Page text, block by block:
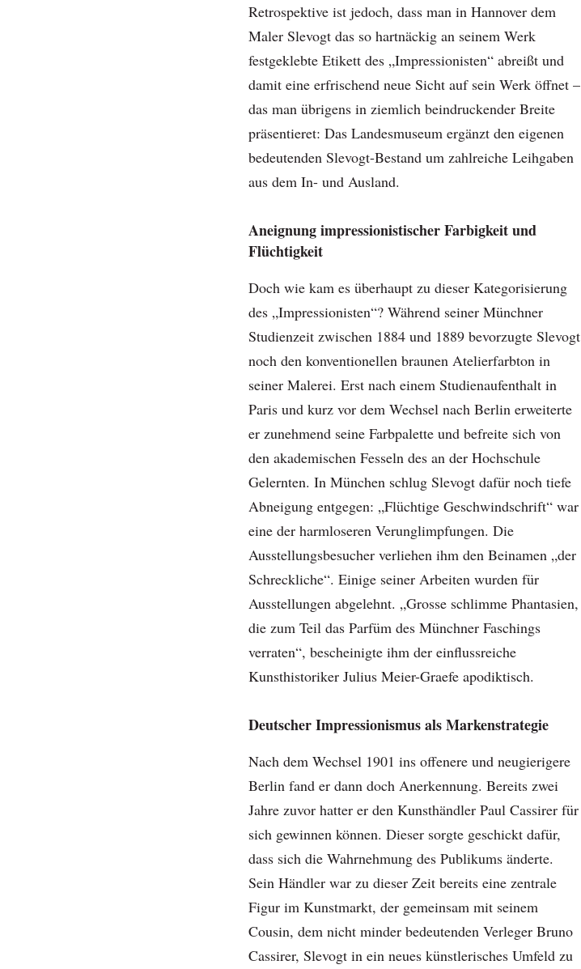
Retrospektive ist jedoch, dass man in Hannover dem
Maler Slevogt das so hartnäckig an seinem Werk
festgeklebte Etikett des „Impressionisten“ abreißt und
damit eine erfrischend neue Sicht auf sein Werk öffnet –
das man übrigens in ziemlich beindruckender Breite
präsentieret: Das Landesmuseum ergänzt den eigenen
bedeutenden Slevogt-Bestand um zahlreiche Leihgaben
aus dem In- und Ausland.
Aneignung impressionistischer Farbigkeit und
Flüchtigkeit
Doch wie kam es überhaupt zu dieser Kategorisierung
des „Impressionisten“? Während seiner Münchner
Studienzeit zwischen 1884 und 1889 bevorzugte Slevogt
noch den konventionellen braunen Atelierfarbton in
seiner Malerei. Erst nach einem Studienaufenthalt in
Paris und kurz vor dem Wechsel nach Berlin erweiterte
er zunehmend seine Farbpalette und befreite sich von
den akademischen Fesseln des an der Hochschule
Gelernten. In München schlug Slevogt dafür noch tiefe
Abneigung entgegen: „Flüchtige Geschwindschrift“ war
eine der harmloseren Verunglimpfungen. Die
Ausstellungsbesucher verliehen ihm den Beinamen „der
Schreckliche“. Einige seiner Arbeiten wurden für
Ausstellungen abgelehnt. „Grosse schlimme Phantasien,
die zum Teil das Parfüm des Münchner Faschings
verraten“, bescheinigte ihm der einflussreiche
Kunsthistoriker Julius Meier-Graefe apodiktisch.
Deutscher Impressionismus als Markenstrategie
Nach dem Wechsel 1901 ins offenere und neugierigere
Berlin fand er dann doch Anerkennung. Bereits zwei
Jahre zuvor hatter er den Kunsthändler Paul Cassirer für
sich gewinnen können. Dieser sorgte geschickt dafür,
dass sich die Wahrnehmung des Publikums änderte.
Sein Händler war zu dieser Zeit bereits eine zentrale
Figur im Kunstmarkt, der gemeinsam mit seinem
Cousin, dem nicht minder bedeutenden Verleger Bruno
Cassirer, Slevogt in ein neues künstlerisches Umfeld zu